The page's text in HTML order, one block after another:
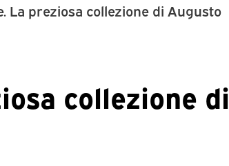
La preziosa collezione di Augusto
collezione di